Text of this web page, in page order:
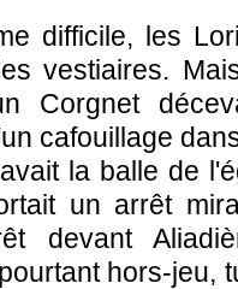
difficile, les
vestiaires.
Corgnet
cafouillage
la balle de
un arrêt
devant
hors-jeu,